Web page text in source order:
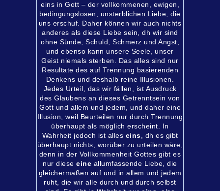
eins in Gott – der vollkommenen, ewigen,
bedingungslosen, unsterblichen Liebe, die
uns erschuf. Daher können wir auch nichts
anderes als diese Liebe sein, dh wir sind
ohne Sünde, Schuld, Schmerz und Angst,
und ebenso kann unsere Seele, unser
Geist niemals sterben. Das alles sind nur
Resultate des auf Trennung basierenden
Denkens und deshalb reine Illusionen.
Jedes Urteil, das wir fällen, ist Ausdruck
des Glaubens an dieses Getrenntsein von
Gott und allem und jedem, und daher eine
Illusion, weil Beurteilen nur durch Trennung
überhaupt als möglich erscheint. In
Wahrheit jedoch ist alles eins , dh es gibt
überhaupt nichts, worüber zu urteilen wäre,
denn in der Vollkommenheit Gottes gibt es
nur dieseeine allumfassende Liebe, die
gleichermaßen auf und in allem und jedem
ruht, die wir alle durch und durch selbst